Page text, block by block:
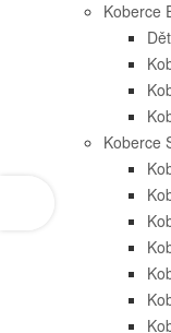
Koberce
Koberce